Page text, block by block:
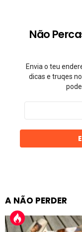
Não
Envia o teu
dicas e truqes
Endereço
email
A NÃO PERDER